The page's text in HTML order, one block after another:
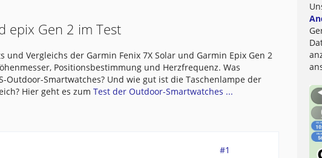
epix Gen 2 im Test
und Vergleichs der Garmin Fenix 7X Solar und Garmin Epix Gen 2
Positionsbestimmung und Herzfrequenz. Was
Outdoor-Smartwatches? Und wie gut ist die Taschenlampe der
Hier geht es zumTest der Outdoor-Smartwatches ...
#1